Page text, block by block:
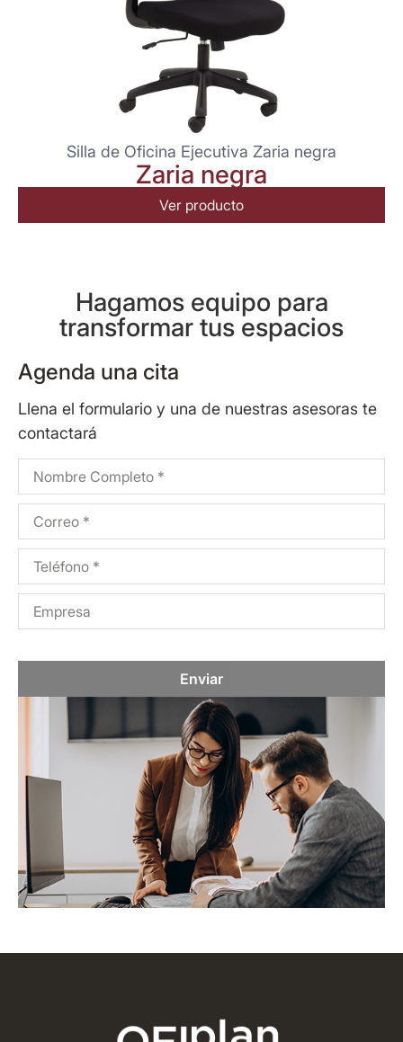
Silla de Oficina Ejecutiva Zaria negra
Zaria negra
Ver producto
Hagamos equipo para
transformar tus espacios
Agenda una cita
Llena el formulario y una de nuestras asesoras te
contactará
Enviar